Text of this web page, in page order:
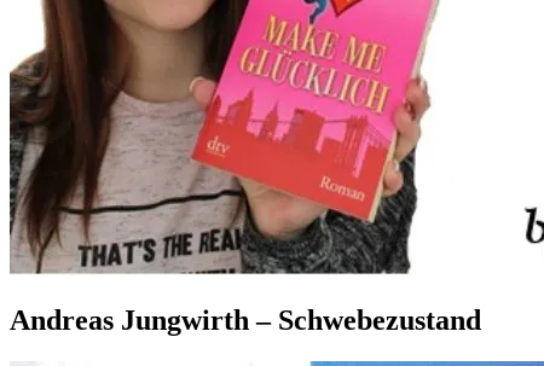
Andreas Jungwirth – Schwebezustand